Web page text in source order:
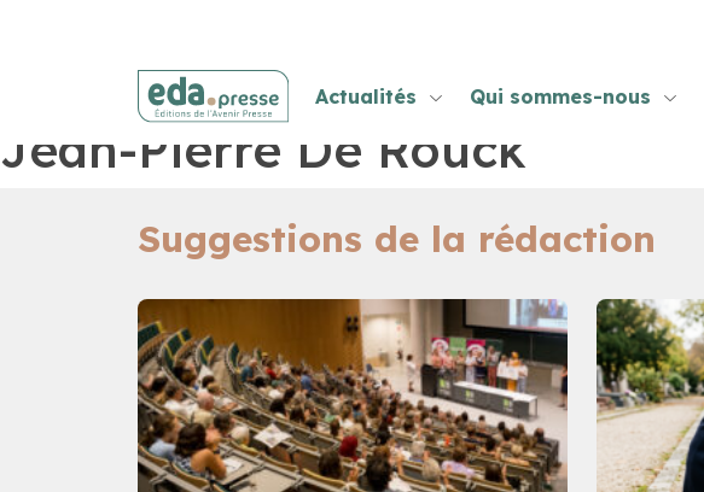
Actualités Qui sommes-nous
Jean-Pierre De Rouck
Suggestions de la rédaction